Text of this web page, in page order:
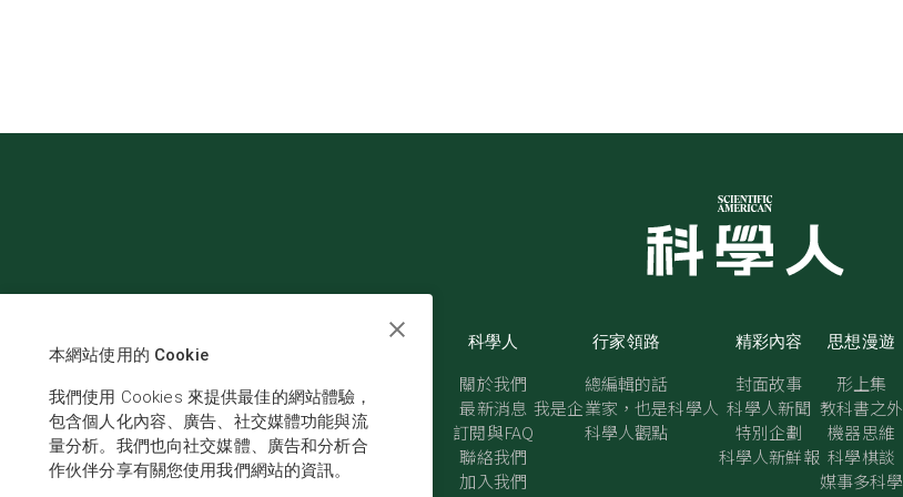
科學人
關於我們
最新消息
訂閱與FAQ
聯絡我們
加入我們
行家領路
總編輯的話
我是企業家，也是科學人
科學人觀點
精彩內容
封面故事
科學人新聞
特別企劃
科學人新鮮報
思想漫遊
形上集
教科書之外
機器思維
科學棋談
媒事多科學
本網站使用的 Cookie
我們使用 Cookies 來提供最佳的網站體驗，
包含個人化內容、廣告、社交媒體功能與流
量分析。我們也向社交媒體、廣告和分析合
作伙伴分享有關您使用我們網站的資訊。